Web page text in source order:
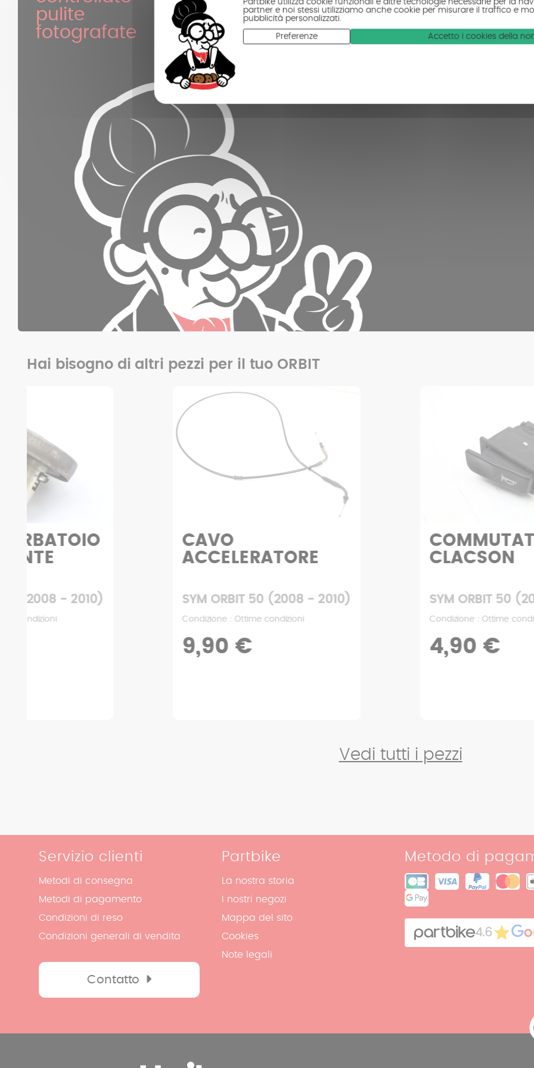
partner e noi stessi utilizziamo anche cookie per misurare il traffico e
pubblicità personalizzati.
Preferenze Accetto i cookies della
pulite
fotografate
Hai bisogno di altri pezzi per il tuo ORBIT
CAVO
ACCELERATORE
SYM ORBIT 50 (2008 - 2010)
Condizione : Ottime condizioni
CLACSON
SYM ORBIT 50 (2008 - 2010)
Condizione : Ottime condizioni
Vedi tutti i pezzi
Servizio clienti
Metodi di consegna
Metodi di pagamento
Condizioni di reso
Condizioni generali di vendita
Contatto
Partbike
La nostra storia
I nostri negozi
Mappa del sito
Cookies
Note legali
Metodo di
4.6